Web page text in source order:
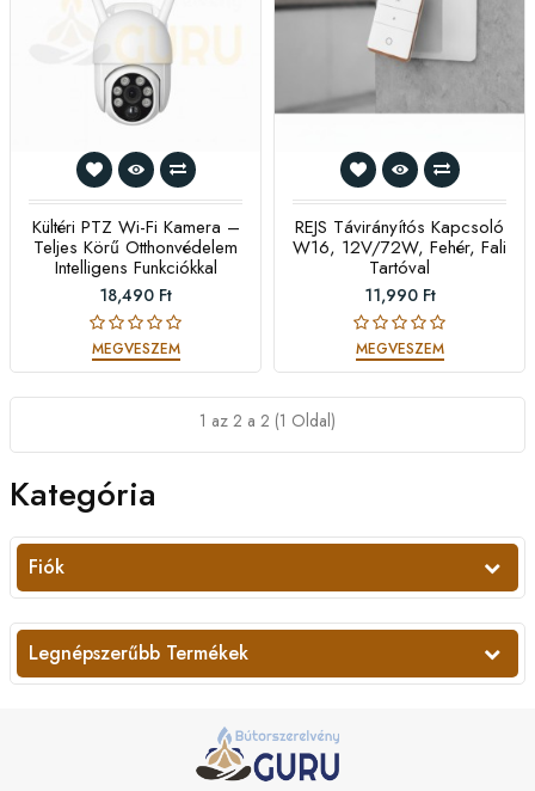
Kültéri PTZ Wi-Fi Kamera –
Teljes Körű Otthonvédelem
Intelligens Funkciókkal
18,490 Ft
MEGVESZEM
REJS Távirányítós Kapcsoló
W16, 12V/72W, Fehér, Fali
Tartóval
11,990 Ft
MEGVESZEM
1 az 2 a 2 (1 Oldal)
Kategória
Fiók
Legnépszerűbb Termékek